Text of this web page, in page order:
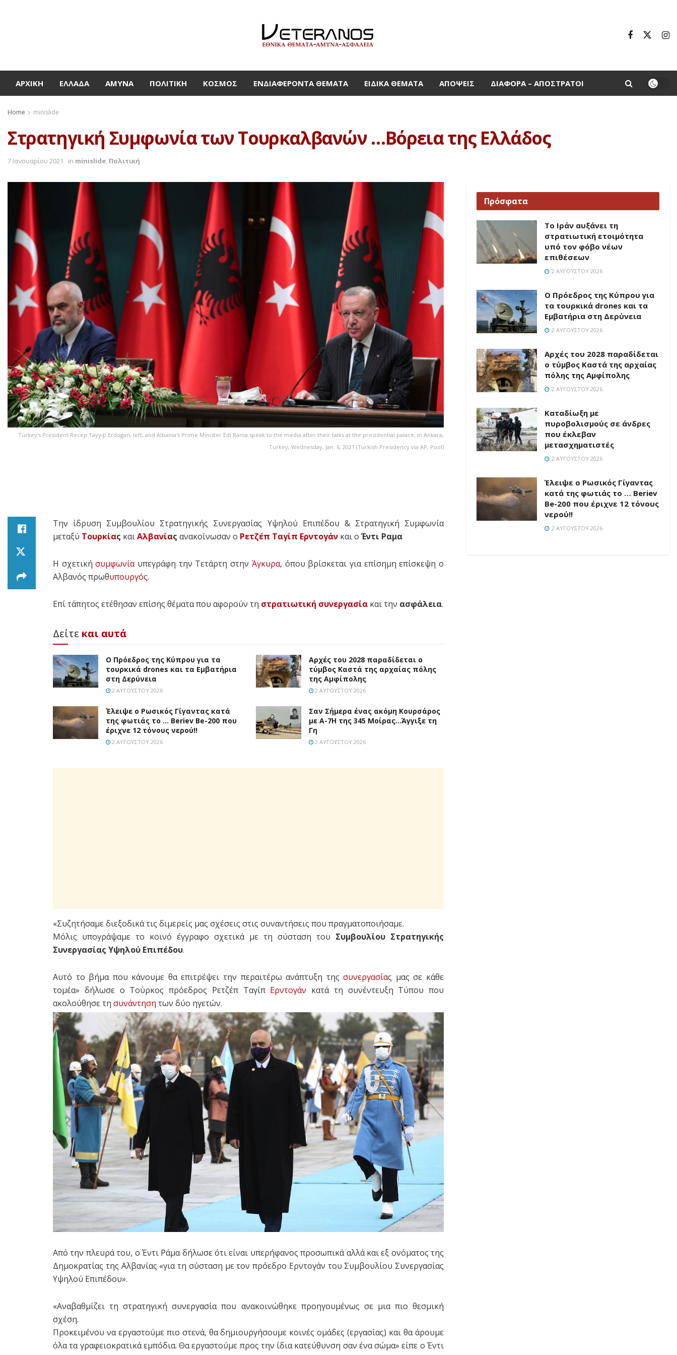
ΑΡΧΙΚΉ ΕΛΛΆΔΑ ΆΜΥΝΑ ΠΟΛΙΤΙΚΉ ΚΌΣΜΟΣ ΕΝΔΙΑΦΈΡΟΝΤΑ ΘΈΜΑΤΑ ΕΙΔΙΚΆ ΘΈΜΑΤΑ ΑΠΌΨΕΙΣ ΔΙΆΦΟΡΑ – ΑΠΌΣΤΡΑΤΟΙ
Home minislide
Στρατηγική Συμφωνία των Τουρκαλβανών …Βόρεια της Ελλάδος
7 Ιανουαρίου 2021 in minislide, Πολιτική
Turkey's President Recep Tayyip Erdogan, left, and Albania's Prime Minister Edi Rama speak to the media after their talks at the presidential palace, in Ankara,
Turkey, Wednesday, Jan. 6, 2021.(Turkish Presidency via AP, Pool)
Την ίδρυση Συμβουλίου Στρατηγικής Συνεργασίας Υψηλού Επιπέδου & Στρατηγική Συμφωνία
μεταξύ Τουρκίας καιΑλβανίας ανακοίνωσαν ο Ρετζέπ Ταγίπ Ερντογάν και οΈντι Ραμα
Η σχετικήσυμφωνίαυπεγράφη την Τετάρτη στην Άγκυρα, όπου βρίσκεται για επίσημη επίσκεψη ο
Αλβανός πρωθυπουργός.
Επί τάπητος ετέθησαν επίσης θέματα που αφορούν τη στρατιωτική συνεργασία και την ασφάλεια.
Δείτε και αυτά
Ο Πρόεδρος της Κύπρου για τα
τουρκικά drones και τα Εμβατήρια
στη Δερύνεια
2 ΑΥΓΟΎΣΤΟΥ 2026
Αρχές του 2028 παραδίδεται ο
τύμβος Καστά της αρχαίας πόλης
της Αμφίπολης
2 ΑΥΓΟΎΣΤΟΥ 2026
Έλειψε ο Ρωσικός Γίγαντας κατά
της φωτιάς το … Beriev Be-200 που
έριχνε 12 τόνους νερού!!
2 ΑΥΓΟΎΣΤΟΥ 2026
Σαν Σήμερα ένας ακόμη Κουρσάρος
με Α-7Η της 345 Μοίρας…Άγγιξε τη
Γη
2 ΑΥΓΟΎΣΤΟΥ 2026
«Συζητήσαμε διεξοδικά τις διμερείς μας σχέσεις στις συναντήσεις που πραγματοποιήσαμε.
Μόλις υπογράψαμε το κοινό έγγραφο σχετικά με τη σύσταση του Συμβουλίου Στρατηγικής
Συνεργασίας Υψηλού Επιπέδου.
Αυτό το βήμα που κάνουμε θα επιτρέψει την περαιτέρω ανάπτυξη τηςσυνεργασίας μας σε κάθε
τομέα» δήλωσε ο Τούρκος πρόεδρος Ρετζέπ Ταγίπ Ερντογάν κατά τη συνέντευξη Τύπου που
ακολούθησε τη συνάντηση των δύο ηγετών.
Από την πλευρά του, ο Έντι Ράμα δήλωσε ότι είναι υπερήφανος προσωπικά αλλά και εξ ονόματος της
Δημοκρατίας της Αλβανίας «για τη σύσταση με τον πρόεδρο Ερντογάν του Συμβουλίου Συνεργασίας
Υψηλού Επιπέδου».
«Αναβαθμίζει τη στρατηγική συνεργασία που ανακοινώθηκε προηγουμένως σε μια πιο θεσμική
σχέση.
Προκειμένου να εργαστούμε πιο στενά, θα δημιουργήσουμε κοινές ομάδες (εργασίας) και θα άρουμε
όλα τα γραφειοκρατικά εμπόδια. Θα εργαστούμε προς την ίδια κατεύθυνση σαν ένα σώμα» είπε ο Έντι
Πρόσφατα
Το Ιράν αυξάνει τη
στρατιωτική ετοιμότητα
υπό τον φόβο νέων
επιθέσεων
2 ΑΥΓΟΎΣΤΟΥ 2026
Ο Πρόεδρος της Κύπρου για
τα τουρκικά drones και τα
Εμβατήρια στη Δερύνεια
2 ΑΥΓΟΎΣΤΟΥ 2026
Αρχές του 2028 παραδίδεται
ο τύμβος Καστά της αρχαίας
πόλης της Αμφίπολης
2 ΑΥΓΟΎΣΤΟΥ 2026
Καταδίωξη με
πυροβολισμούς σε άνδρες
που έκλεβαν
μετασχηματιστές
2 ΑΥΓΟΎΣΤΟΥ 2026
Έλειψε ο Ρωσικός Γίγαντας
κατά της φωτιάς το … Beriev
Be-200 που έριχνε 12 τόνους
νερού!!
2 ΑΥΓΟΎΣΤΟΥ 2026